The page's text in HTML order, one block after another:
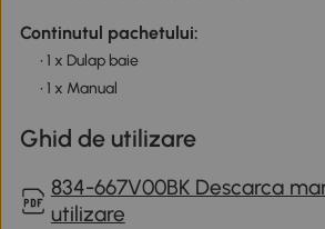
Continutul pachetului:
• 1 x Dulap baie
• 1 x Manual
Ghid de utilizare
834-667V00BK Descarca
utilizare